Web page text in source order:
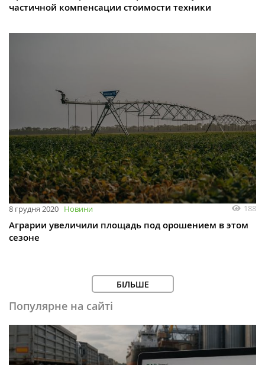
частичной компенсации стоимости техники
8 грудня 2020 Новини 188
Аграрии увеличили площадь под орошением в этом
сезоне
БІЛЬШЕ
Популярне на сайті